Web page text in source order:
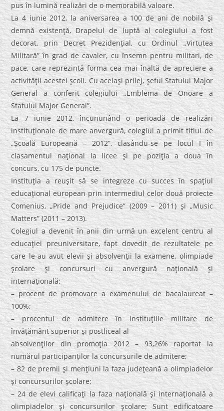
pus în lumină realizări de o memorabilă valoare.
La 4 iunie 2012, la aniversarea a 100 de ani de nobilă şi
demnă existenţă, Drapelul de luptă al colegiului a fost
decorat, prin Decret Prezidenţial, cu Ordinul „Virtutea
Militară” în grad de cavaler, cu însemn pentru militari, de
pace, care reprezintă forma cea mai înaltă de apreciere a
activităţii acestei şcoli. Cu acelaşi prilej, şeful Statului Major
General a conferit colegiului „Emblema de Onoare a
Statului Major General”.
La 7 iunie 2012, încununând o perioadă de realizări
instituţionale de mare anvergură, colegiul a primit titlul de
„Şcoală Europeană – 2012”, clasându-se pe locul I în
clasamentul naţional la licee şi pe poziţia a doua în
concurs, cu 175 de puncte.
Instituţia a reuşit să se integreze cu succes în spaţiul
educaţional european prin intermediul celor două proiecte
Comenius, „Pride and Prejudice” (2009 – 2011) şi „Music
Matters” (2011 – 2013).
Colegiul a devenit în anii din urmă un excelent centru al
educaţiei preuniversitare, fapt dovedit de rezultatele pe
care le-au avut elevii şi absolvenţii la examene, olimpiade
şcolare şi concursuri cu anvergură naţională şi
internaţională:
– procent de promovare a examenului de bacalaureat –
100%;
– procentul de admitere în instituţiile militare de
învăţământ superior şi postliceal al
absolvenţilor din promoţia 2012 – 93,26% raportat la
numărul participanţilor la concursurile de admitere;
– 82 de premii şi menţiuni la faza judeţeană a olimpiadelor
şi concursurilor şcolare;
– 24 de elevi calificaţi la faza naţională şi internaţională a
olimpiadelor şi concursurilor şcolare; Sunt edificatoare